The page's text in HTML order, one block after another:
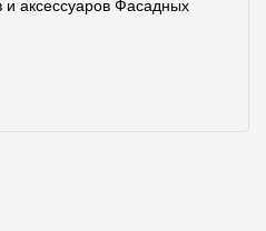
и аксессуаров Фасадных